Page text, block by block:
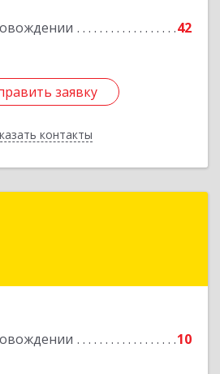
42
заявку
контакты
заявку
Назад
10
Автономный округ
Подробнее